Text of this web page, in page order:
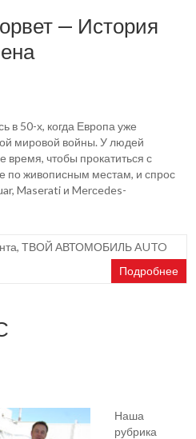
— История
в 50-х, когда Европа уже
мировой войны. У людей
время, чтобы прокатиться с
по живописным местам, и спрос
Maserati и Merсedes-
,ТВОЙ АВТОМОБИЛЬ AUTO
Подробнее
Наша
рубрика